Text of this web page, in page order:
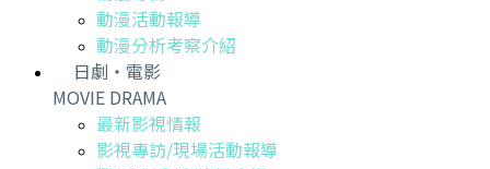
動漫活動報導
動漫分析考察介紹
日劇・電影
MOVIE DRAMA
最新影視情報
影視專訪/現場活動報導